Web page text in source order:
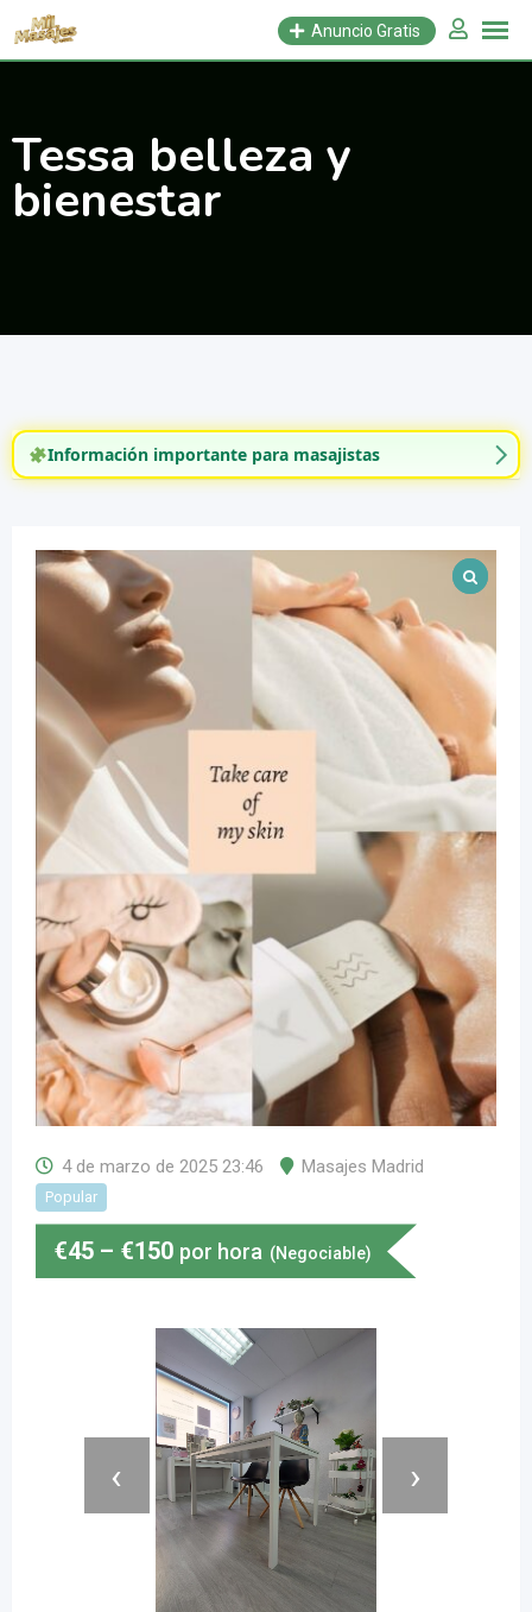
Saltar
Anuncio Gratis
Tessa belleza y
bienestar
Información importante para masajistas
4 de marzo de 2025 23:46 Masajes Madrid
Popular
€45 – €150 por hora (Negociable)
‹ ›